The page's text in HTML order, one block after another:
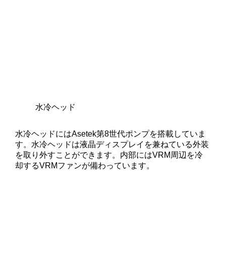
水冷ヘッド
水冷ヘッドにはAsetek第8世代ポンプを搭載していま
す。水冷ヘッドは液晶ディスプレイを兼ねている外装
を取り外すことができます。内部にはVRM周辺を冷
却するVRMファンが備わっています。